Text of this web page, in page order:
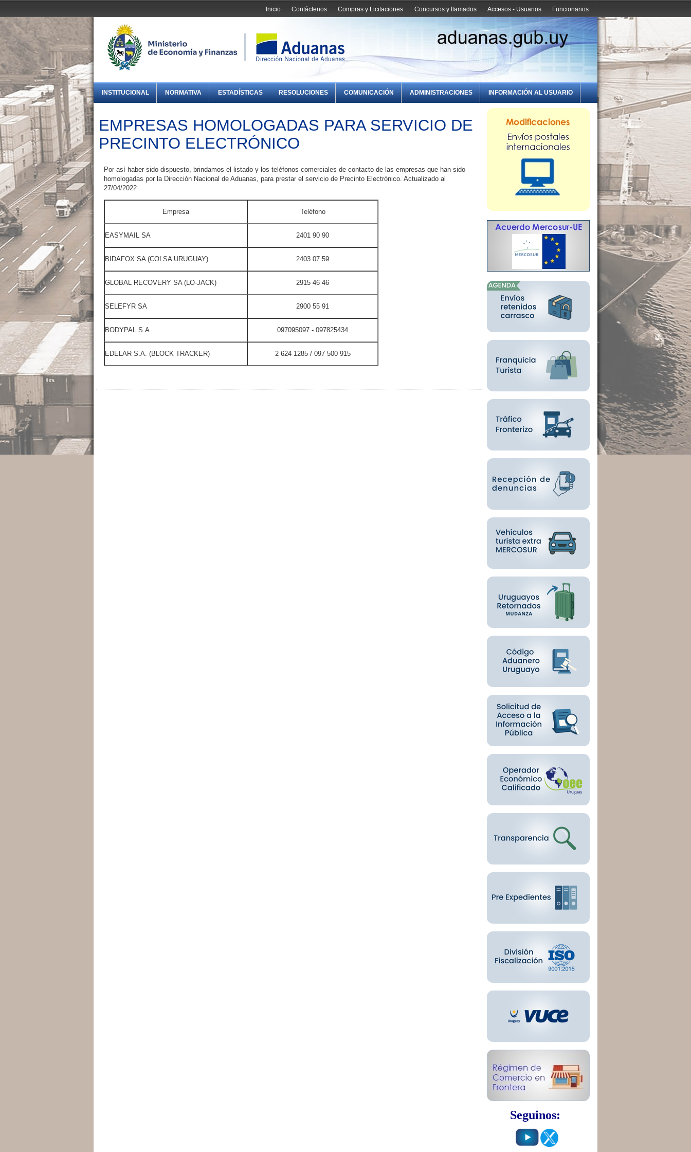
Funcionarios
Accesos - Usuarios
Concursos y llamados
Compras y Licitaciones
Contáctenos
Inicio
INSTITUCIONAL NORMATIVA ESTADÍSTICAS RESOLUCIONES COMUNICACIÓN ADMINISTRACIONES INFORMACIÓN AL USUARIO
EMPRESAS HOMOLOGADAS PARA SERVICIO DE
PRECINTO ELECTRÓNICO
Por así haber sido dispuesto, brindamos el listado y los teléfonos comerciales de contacto de las empresas que han sido
homologadas por la Dirección Nacional de Aduanas, para prestar el servicio de Precinto Electrónico. Actualizado al
27/04/2022
Empresa Teléfono
EASYMAIL SA 2401 90 90
BIDAFOX SA (COLSA URUGUAY) 2403 07 59
GLOBAL RECOVERY SA (LO-JACK) 2915 46 46
SELEFYR SA 2900 55 91
BODYPAL S.A. 097095097 - 097825434
EDELAR S.A. (BLOCK TRACKER) 2 624 1285 / 097 500 915
Seguinos: